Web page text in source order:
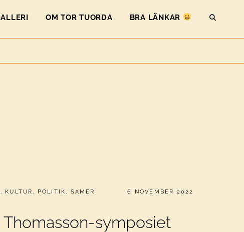
OM TOR TUORDA BRA LÄNKAR
, KULTUR , POLITIK , SAMER PUBLICERAT
6 NOVEMBER 2022
symposiet